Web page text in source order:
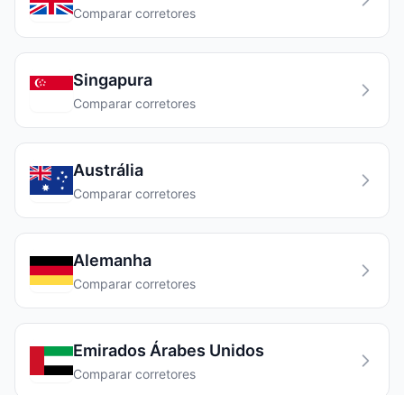
Comparar corretores
Singapura
Comparar corretores
Austrália
Comparar corretores
Alemanha
Comparar corretores
Emirados Árabes Unidos
Comparar corretores